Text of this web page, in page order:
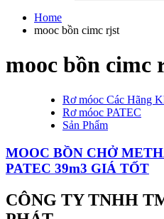
Home
mooc bồn cimc rjst
mooc bồn cimc
Rơ móoc Các Hãng
Rơ móoc PATEC
Sản Phẩm
MOOC BỒN CHỞ
PATEC 39m3 GIÁ TỐT
CÔNG TY TNHH